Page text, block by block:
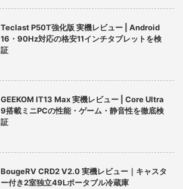
Teclast P50T強化版 実機レビュー | Android
16・90Hz対応の格安11インチタブレットを検
証
GEEKOM IT13 Max 実機レビュー | Core Ultra
9搭載ミニPCの性能・ゲーム・静音性を徹底検
証
BougeRV CRD2 V2.0 実機レビュー｜キャスタ
ー付き2室独立49Lポータブル冷蔵庫